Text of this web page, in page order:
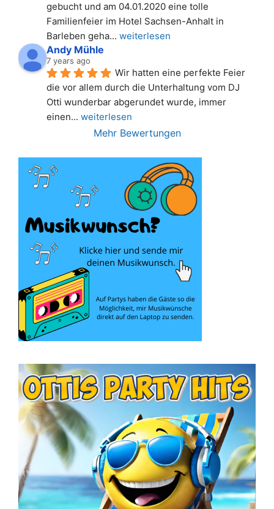
gebucht und am 04.01.2020 eine tolle
Familienfeier im Hotel Sachsen-Anhalt in
Barleben geha... weiterlesen
Andy Mühle
7 years ago
Wir hatten eine perfekte Feier
die vor allem durch die Unterhaltung vom DJ
Otti wunderbar abgerundet wurde, immer
einen... weiterlesen
Mehr Bewertungen